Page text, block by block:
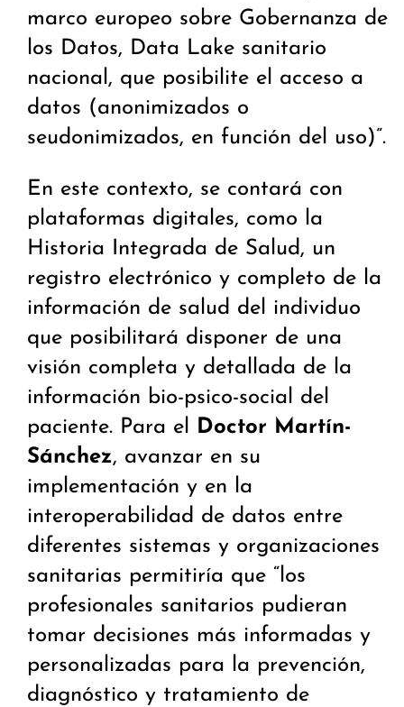
marco europeo sobre Gobernanza de
los Datos, Data Lake sanitario
nacional, que posibilite el acceso a
datos (anonimizados o
seudonimizados, en función del uso)”.
En este contexto, se contará con
plataformas digitales, como la
Historia Integrada de Salud, un
registro electrónico y completo de la
información de salud del individuo
que posibilitará disponer de una
visión completa y detallada de la
información bio-psico-social del
paciente. Para el Doctor Martín-
Sánchez, avanzar en su
implementación y en la
interoperabilidad de datos entre
diferentes sistemas y organizaciones
sanitarias permitiría que “los
profesionales sanitarios pudieran
tomar decisiones más informadas y
personalizadas para la prevención,
diagnóstico y tratamiento de